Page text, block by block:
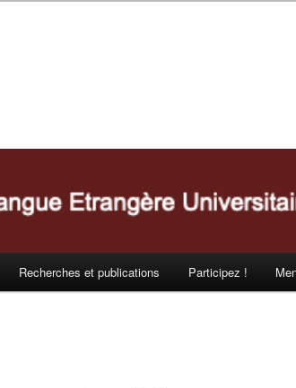
Recherches et publications Participez !